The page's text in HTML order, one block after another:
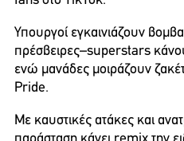
Υπουργοί εγκαινιάζουν
πρέσβειρες–superstars
ενώ μανάδες μοιράζουν
Pride.
Με καυστικές ατάκες και